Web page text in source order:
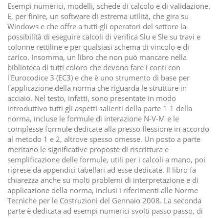
Esempi numerici, modelli, schede di calcolo e di validazione.
E, per finire, un software di estrema utilità, che gira su
Windows e che offre a tutti gli operatori del settore la
possibilità di eseguire calcoli di verifica Slu e Sle su travi e
colonne rettiline e per qualsiasi schema di vincolo e di
carico. Insomma, un libro che non può mancare nella
biblioteca di tutti coloro che devono fare i conti con
l'Eurocodice 3 (EC3) e che è uno strumento di base per
l'applicazione della norma che riguarda le strutture in
acciaio. Nel testo, infatti, sono presentate in modo
introduttivo tutti gli aspetti salienti della parte 1-1 della
norma, incluse le formule di interazione N-V-M e le
complesse formule dedicate alla presso flessione in accordo
al metodo 1 e 2, altrove spesso omesse. Un posto a parte
meritano le significative proposte di riscrittura e
semplificazione delle formule, utili per i calcoli a mano, poi
riprese da appendici tabellari ad esse dedicate. Il libro fa
chiarezza anche su molti problemi di interpretazione e di
applicazione della norma, inclusi i riferimenti alle Norme
Tecniche per le Costruzioni del Gennaio 2008. La seconda
parte è dedicata ad esempi numerici svolti passo passo, di